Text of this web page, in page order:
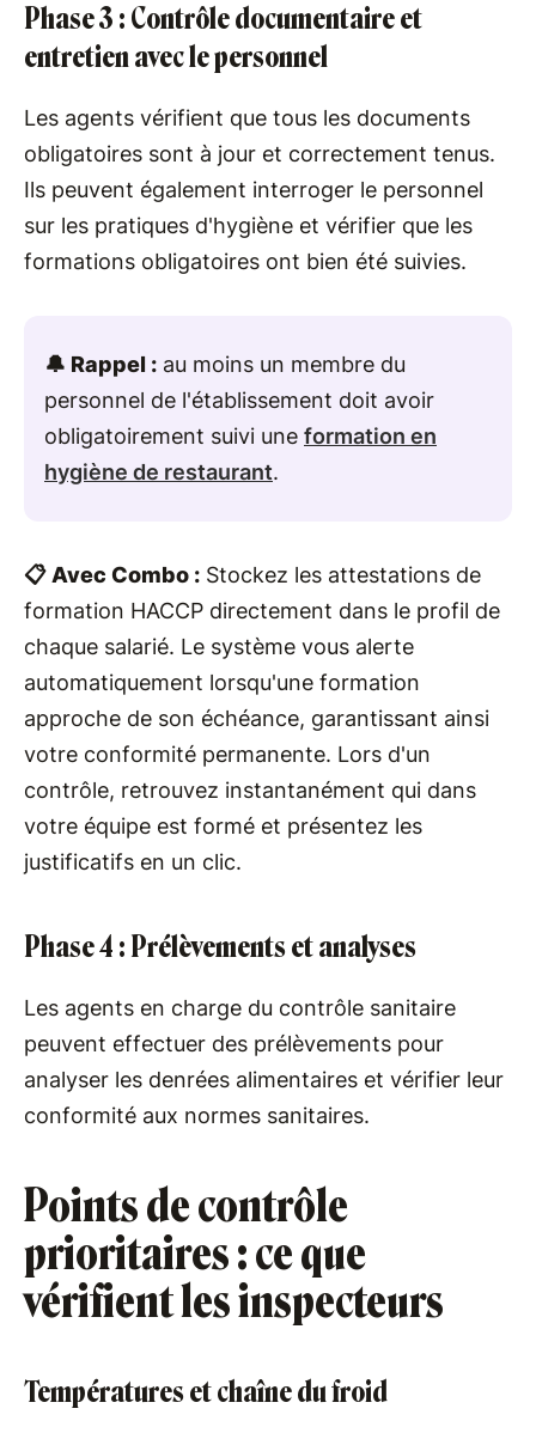
Phase 3 : Contrôle documentaire et
entretien avec le personnel
Les agents vérifient que tous les documents
obligatoires sont à jour et correctement tenus.
Ils peuvent également interroger le personnel
sur les pratiques d'hygiène et vérifier que les
formations obligatoires ont bien été suivies.
🔔 Rappel : au moins un membre du
personnel de l'établissement doit avoir
obligatoirement suivi une formation en
hygiène de restaurant.
📋 Avec Combo : Stockez les attestations de
formation HACCP directement dans le profil de
chaque salarié. Le système vous alerte
automatiquement lorsqu'une formation
approche de son échéance, garantissant ainsi
votre conformité permanente. Lors d'un
contrôle, retrouvez instantanément qui dans
votre équipe est formé et présentez les
justificatifs en un clic.
Phase 4 : Prélèvements et analyses
Les agents en charge du contrôle sanitaire
peuvent effectuer des prélèvements pour
analyser les denrées alimentaires et vérifier leur
conformité aux normes sanitaires.
Points de contrôle
prioritaires : ce que
vérifient les inspecteurs
Températures et chaîne du froid